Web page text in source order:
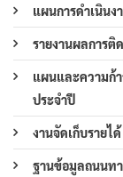
แผนการดำเนินง
รายงานผลการ
แผนและความก้
ประจำปี
งานจัดเก็บรายได้
ฐานข้อมูลถนนท